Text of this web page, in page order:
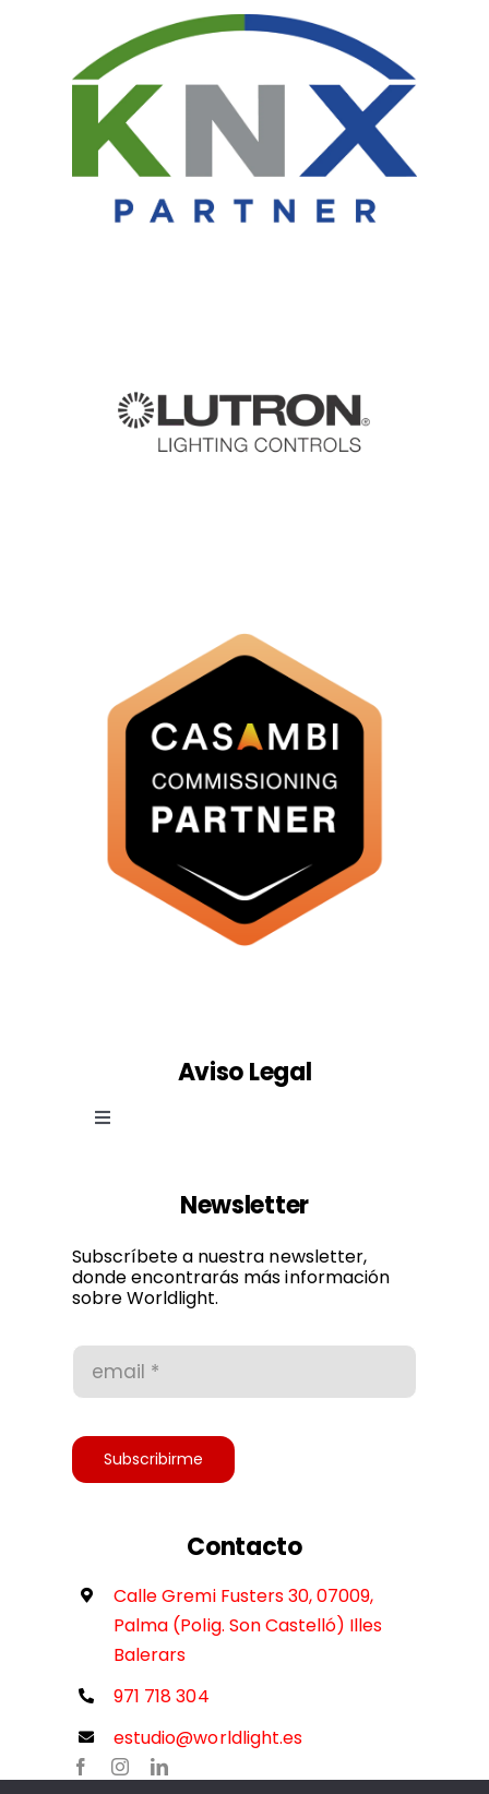
Aviso Legal
Toggle
Política de privacidad
Accesibilidad
Newsletter
Subscríbete a nuestra newsletter,
donde encontrarás más información
sobre Worldlight.
Subscribirme
Contacto
Calle Gremi Fusters 30, 07009,
Palma (Polig. Son Castelló) Illes
Balerars
971 718 304
estudio@worldlight.es